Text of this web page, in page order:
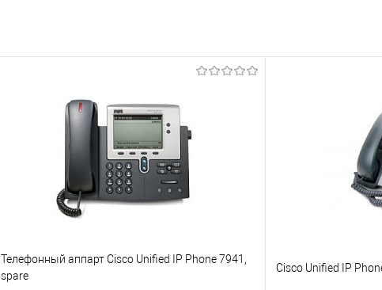
Телефонный аппарт Cisco Unified IP Phone 7941,
spare
Cisco Unified IP